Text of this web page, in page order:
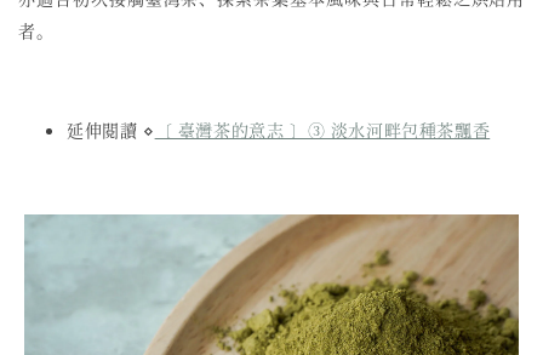
者。
延伸閱讀 ⋄ 〔 臺灣茶的意志 〕③ 淡水河畔包種茶飄香